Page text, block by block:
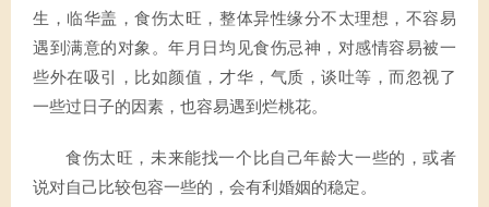
生，临华盖，食伤太旺，整体异性缘分不太理想，不容易
遇到满意的对象。年月日均见食伤忌神，对感情容易被一
些外在吸引，比如颜值，才华，气质，谈吐等，而忽视了
一些过日子的因素，也容易遇到烂桃花。
食伤太旺，未来能找一个比自己年龄大一些的，或者
说对自己比较包容一些的，会有利婚姻的稳定。